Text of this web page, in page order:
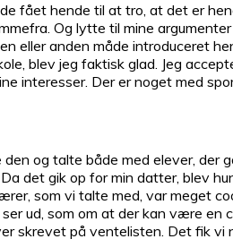
fået hende til at tro, at det er
Og lytte til mine
eller anden måde introduceret
blev jeg faktisk glad. Jeg
interesser. Der er noget med
og talte både med elever, der
det gik op for min datter, blev
som vi talte med, var meget
ud, som om at der kan være
skrevet på ventelisten. Det fik